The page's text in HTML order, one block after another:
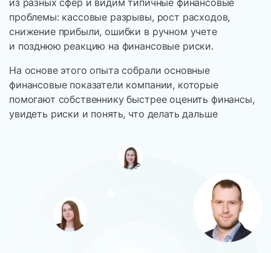
проблемы: кассовые разрывы, рост расходов,
снижение прибыли, ошибки в ручном учете
и позднюю реакцию на финансовые риски.
На основе этого опыта собрали основные
финансовые показатели компании, которые
помогают собственнику быстрее оценить финансы,
увидеть риски и понять, что делать дальше